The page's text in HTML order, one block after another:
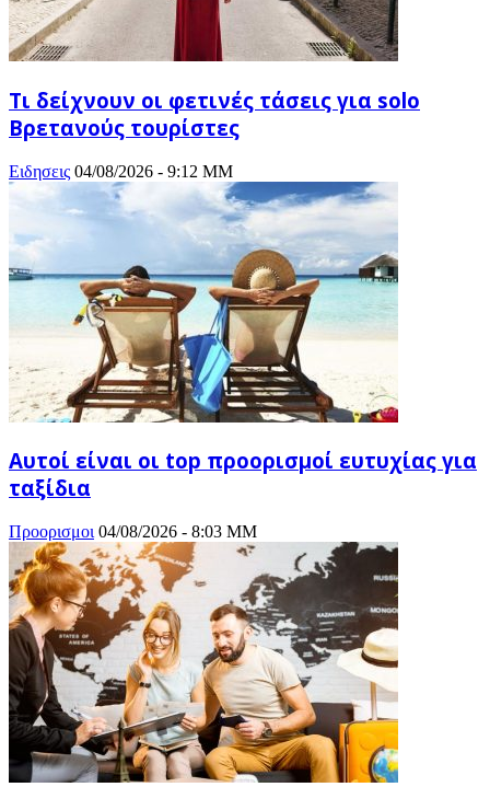
Τι δείχνουν οι φετινές τάσεις για solo
Βρετανούς τουρίστες
Ειδησεις 04/08/2026 - 9:12 ΜΜ
Αυτοί είναι οι top προορισμοί ευτυχίας για
ταξίδια
Προορισμοι 04/08/2026 - 8:03 ΜΜ